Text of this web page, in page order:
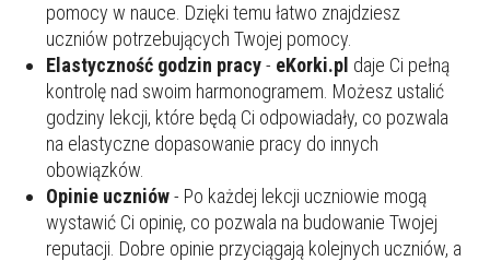
pomocy w nauce. Dzięki temu łatwo znajdziesz
uczniów potrzebujących Twojej pomocy.
Elastyczność godzin pracy- eKorki.pl daje Ci pełną
kontrolę nad swoim harmonogramem. Możesz ustalić
godziny lekcji, które będą Ci odpowiadały, co pozwala
na elastyczne dopasowanie pracy do innych
obowiązków.
Opinie uczniów- Po każdej lekcji uczniowie mogą
wystawić Ci opinię, co pozwala na budowanie Twojej
reputacji. Dobre opinie przyciągają kolejnych uczniów, a